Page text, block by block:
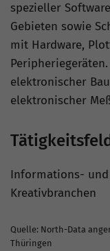
spezieller
Gebieten sowie
mit Hardware,
elektronischer
elektronischer
Informations-
Kreativbranchen
Quelle: North-Data
Thüringen